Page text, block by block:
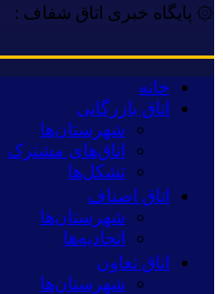
۞ پایگاه خبری اتاق شفاف :
خانه
اتاق بازرگانی
شهرستان‌ها
اتاق‌های مشترک
تشکل‌ها
اتاق اصناف
شهرستان‌ها
اتحادیه‌ها
اتاق تعاون
شهرستان‌ها